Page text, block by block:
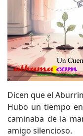
Dicen que el
Hubo un tiempo
caminaba de la
amigo silencioso.